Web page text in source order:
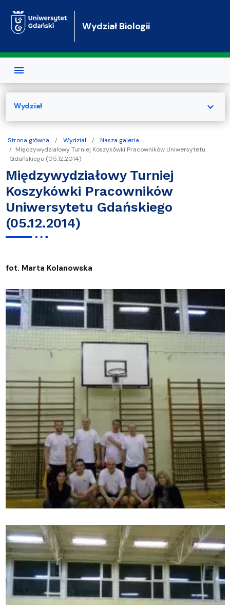
Wydział Biologii
Strona główna Wydział
Nasza galeria
Międzywydziałowy Turniej Koszykówki Pracowników Uniwersytetu
Gdańskiego (05.12.2014)
Międzywydziałowy Turniej
Koszykówki Pracowników
Uniwersytetu Gdańskiego
(05.12.2014)
fot. Marta Kolanowska
Wydział expand_more